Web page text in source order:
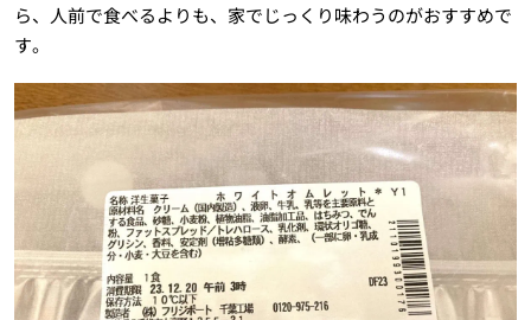
ら、人前で食べるよりも、家でじっくり味わうのがおすすめで
す。